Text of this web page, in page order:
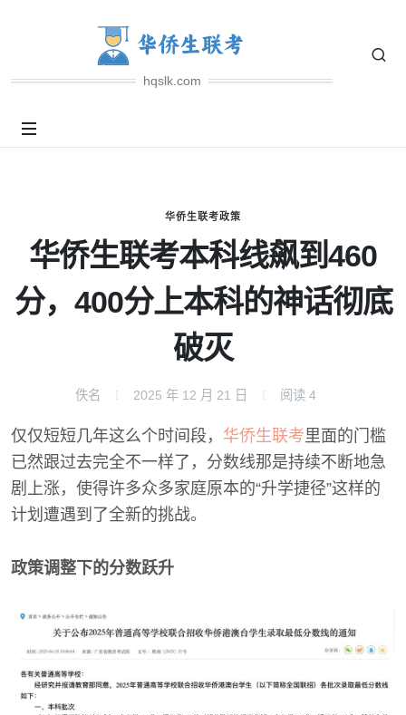
hqslk.com
华侨生联考政策
华侨生联考本科线飙到460
分，400分上本科的神话彻底
破灭
佚名 2025 年 12 月 21 日 阅读 4
仅仅短短几年这么个时间段， 华侨生联考里面的门槛
已然跟过去完全不一样了，分数线那是持续不断地急
剧上涨，使得许多众多家庭原本的“升学捷径”这样的
计划遭遇到了全新的挑战。
政策调整下的分数跃升